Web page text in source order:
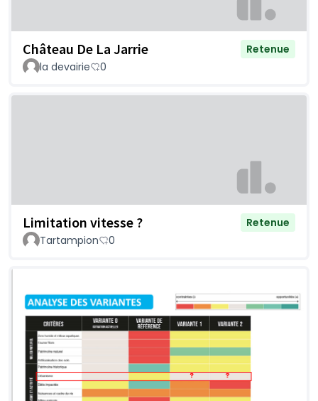
Château De La Jarrie
Retenue
la devairie
0
Limitation vitesse ?
Retenue
Tartampion
0